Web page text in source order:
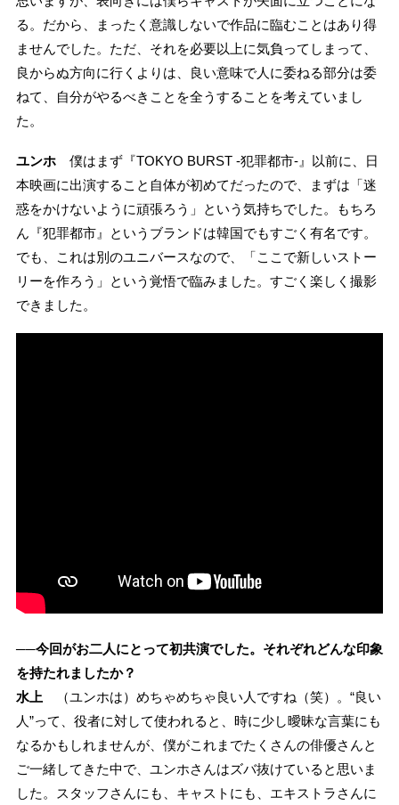
る。だから、まったく意識しないで作品に臨むことはあり得
ませんでした。ただ、それを必要以上に気負ってしまって、
良からぬ方向に行くよりは、良い意味で人に委ねる部分は委
ねて、自分がやるべきことを全うすることを考えていまし
た。
ユンホ僕はまず『TOKYO BURST -犯罪都市-』以前に、日
本映画に出演すること自体が初めてだったので、まずは「迷
惑をかけないように頑張ろう」という気持ちでした。もちろ
ん『犯罪都市』というブランドは韓国でもすごく有名です。
でも、これは別のユニバースなので、「ここで新しいストー
リーを作ろう」という覚悟で臨みました。すごく楽しく撮影
できました。
──今回がお二人にとって初共演でした。それぞれどんな印象
を持たれましたか？
水上 （ユンホは）めちゃめちゃ良い人ですね（笑）。“良い
人”って、役者に対して使われると、時に少し曖昧な言葉にも
なるかもしれませんが、僕がこれまでたくさんの俳優さんと
ご一緒してきた中で、ユンホさんはズバ抜けていると思いま
した。スタッフさんにも、キャストにも、エキストラさんに